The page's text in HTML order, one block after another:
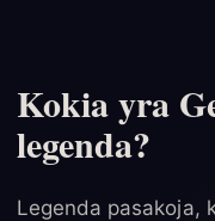
Kokia yra
legenda?
Legenda pasakoja,